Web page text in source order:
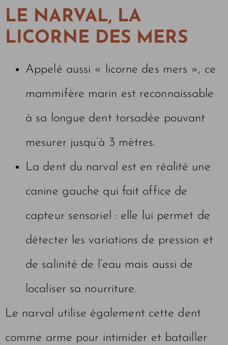
LE NARVAL, LA
LICORNE DES MERS
Appelé aussi « licorne des mers », ce
mammifère marin est reconnaissable
à sa longue dent torsadée pouvant
mesurer jusqu’à 3 mètres.
La dent du narval est en réalité une
canine gauche qui fait office de
capteur sensoriel : elle lui permet de
détecter les variations de pression et
de salinité de l’eau mais aussi de
localiser sa nourriture.
Le narval utilise également cette dent
comme arme pour intimider et batailler